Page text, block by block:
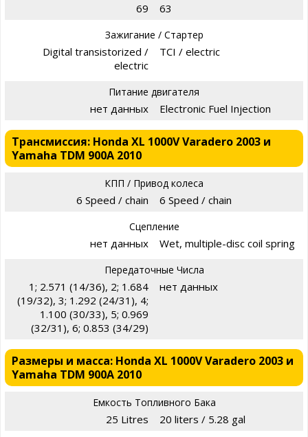
69 63
Зажигание / Стартер
Digital transistorized /
electric
TCI / electric
Питание двигателя
нет данных Electronic Fuel Injection
Трансмиссия: Honda XL 1000V Varadero 2003 и
Yamaha TDM 900A 2010
КПП / Привод колеса
6 Speed / chain 6 Speed / chain
Сцепление
нет данных Wet, multiple-disc coil spring
Передаточные Числа
1; 2.571 (14/36), 2; 1.684
(19/32), 3; 1.292 (24/31), 4;
1.100 (30/33), 5; 0.969
(32/31), 6; 0.853 (34/29)
нет данных
Размеры и масса: Honda XL 1000V Varadero 2003 и
Yamaha TDM 900A 2010
Емкость Топливного Бака
25 Litres 20 liters / 5.28 gal